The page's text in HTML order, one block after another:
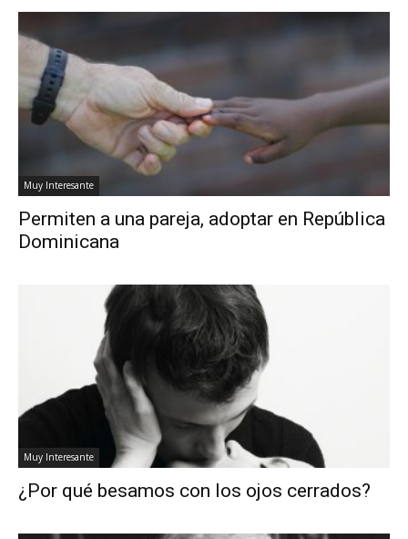
Muy Interesante
Permiten a una pareja, adoptar en República
Dominicana
Muy Interesante
¿Por qué besamos con los ojos cerrados?